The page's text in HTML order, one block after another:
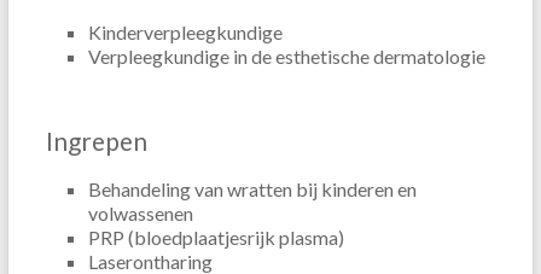
Kinderverpleegkundige
Verpleegkundige in de esthetische dermatologie
Ingrepen
Behandeling van wratten bij kinderen en
volwassenen
PRP (bloedplaatjesrijk plasma)
Laserontharing